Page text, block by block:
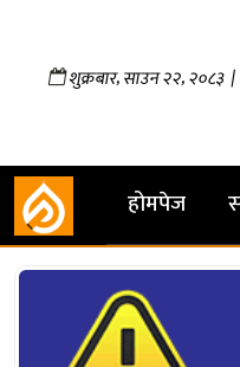
शुक्रबार,साउन२२,२०८३|
होमपेज